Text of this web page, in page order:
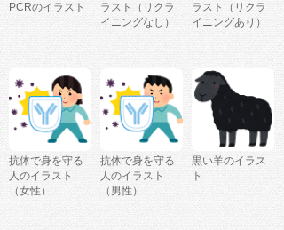
PCRのイラスト
ラスト（リクラ
イニングなし）
ラスト（リクラ
イニングあり）
抗体で身を守る
人のイラスト
（女性）
抗体で身を守る
人のイラスト
（男性）
黒い羊のイラス
ト